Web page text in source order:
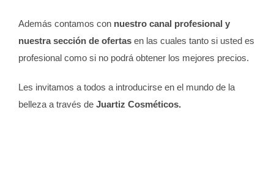
Además contamos con nuestro canal profesional y
nuestra sección de ofertas en las cuales tanto si usted es
profesional como si no podrá obtener los mejores precios.
Les invitamos a todos a introducirse en el mundo de la
belleza a través de Juartiz Cosméticos.